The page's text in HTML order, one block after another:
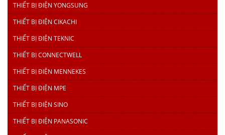
THIẾT BỊ ĐIỆN YONGSUNG
THIẾT BỊ ĐIỆN CIKACHI
THIẾT BỊ ĐIỆN TEKNIC
THIẾT BỊ CONNECTWELL
THIẾT BỊ ĐIỆN MENNEKES
THIẾT BỊ ĐIỆN MPE
THIẾT BỊ ĐIỆN SINO
THIẾT BỊ ĐIỆN PANASONIC